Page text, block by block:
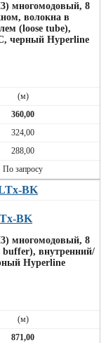
многомодовый, 8
волокна в
(loose tube),
черный Hyperline
(м)
360,00
324,00
288,00
По запросу
BK
многомодовый, 8
buffer), внутренний/
Hyperline
(м)
871,00